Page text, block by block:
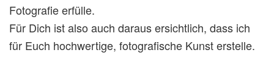
Fotografie erfülle.
Für Dich ist also auch daraus ersichtlich, dass ich
für Euch hochwertige, fotografische Kunst erstelle.